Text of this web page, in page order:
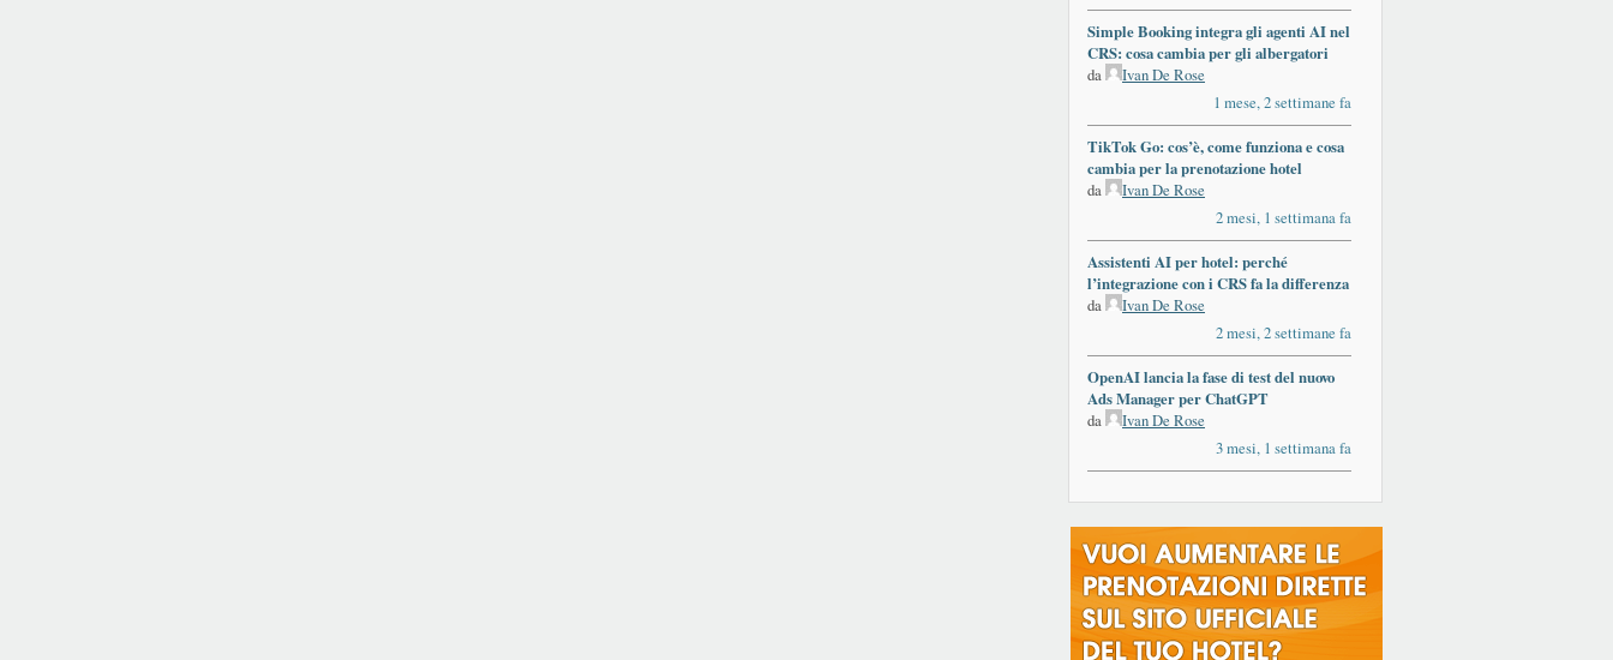
Simple Booking integra gli agenti AI nel
CRS: cosa cambia per gli albergatori
da
Ivan De Rose
1 mese, 2 settimane fa
TikTok Go: cos’è, come funziona e cosa
cambia per la prenotazione hotel
da
Ivan De Rose
2 mesi, 1 settimana fa
Assistenti AI per hotel: perché
l’integrazione con i CRS fa la differenza
da
Ivan De Rose
2 mesi, 2 settimane fa
OpenAI lancia la fase di test del nuovo
Ads Manager per ChatGPT
da
Ivan De Rose
3 mesi, 1 settimana fa